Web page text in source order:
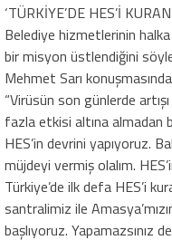
‘TÜRKİYE’DE HES’İ
Belediye hizmetlerinin
bir misyon üstlendiğini
Mehmet Sarı
“Virüsün son günlerde
fazla etkisi altına almadan
HES’in devrini yapıyoruz.
müjdeyi vermiş olalım.
Türkiye’de ilk defa HES’i
santralimiz ile
başlıyoruz. Yapamazsınız